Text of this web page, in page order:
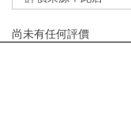
尚未有任何評價